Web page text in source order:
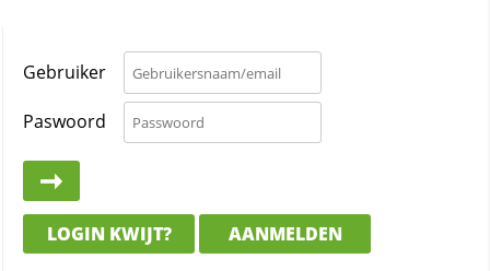
Gebruiker
Paswoord
LOGIN KWIJT? AANMELDEN